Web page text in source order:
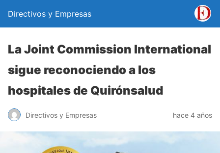
Directivos y Empresas
La Joint Commission International
sigue reconociendo a los
hospitales de Quirónsalud
Directivos y Empresas hace 4 años